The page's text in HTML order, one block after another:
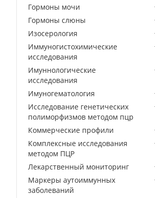
Гормоны мочи
Гормоны слюны
Изосерология
Иммуногистохимические
исследования
Имуннологические
исследования
Имуногематология
Исследование генетических
полиморфизмов методом пцр
Коммерческие профили
Комплексные исследования
методом ПЦР
Лекарственный мониторинг
Маркеры аутоиммунных
заболеваний